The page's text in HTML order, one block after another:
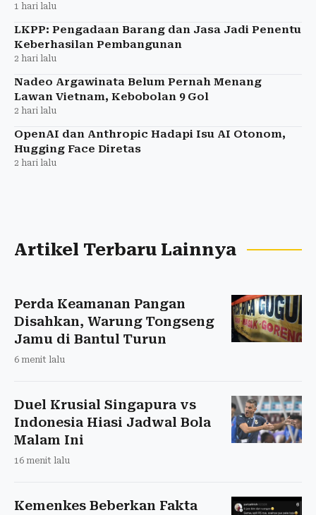
1 hari lalu
LKPP: Pengadaan Barang dan Jasa Jadi Penentu
Keberhasilan Pembangunan
2 hari lalu
Nadeo Argawinata Belum Pernah Menang
Lawan Vietnam, Kebobolan 9 Gol
2 hari lalu
OpenAI dan Anthropic Hadapi Isu AI Otonom,
Hugging Face Diretas
2 hari lalu
Artikel Terbaru Lainnya
Perda Keamanan Pangan
Disahkan, Warung Tongseng
Jamu di Bantul Turun
6 menit lalu
Duel Krusial Singapura vs
Indonesia Hiasi Jadwal Bola
Malam Ini
16 menit lalu
Kemenkes Beberkan Fakta